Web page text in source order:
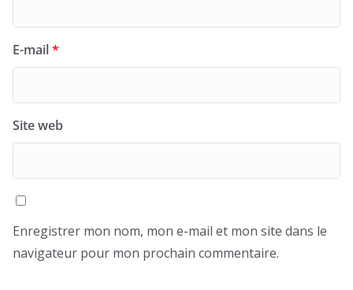
E-mail*
Site web
Enregistrer mon nom, mon e-mail et mon site dans le
navigateur pour mon prochain commentaire.